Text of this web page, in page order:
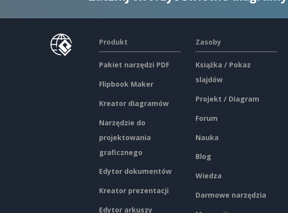
Produkt
Pakiet narzędzi PDF
Flipbook Maker
Kreator diagramów
Narzędzie do
projektowania
graficznego
Edytor dokumentów
Kreator prezentacji
Edytor arkuszy
Zasoby
Książka / Pokaz
slajdów
Projekt / Diagram
Forum
Nauka
Blog
Wiedza
Darmowe narzędzia